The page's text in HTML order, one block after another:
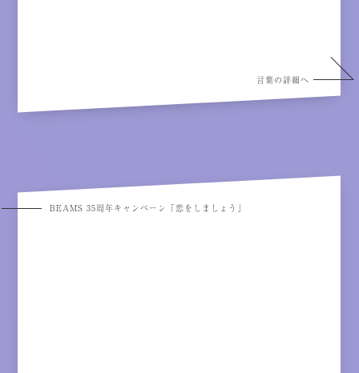
言葉の詳細へ
BEAMS 35周年キャンペーン「恋をしましょう」